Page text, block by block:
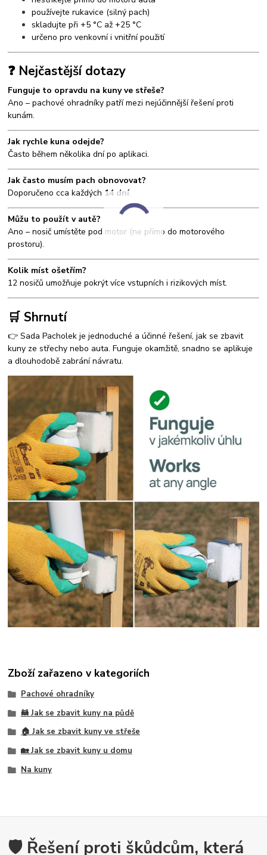
používejte rukavice (silný pach)
skladujte při +5 °C až +25 °C
určeno pro venkovní i vnitřní použití
❓ Nejčastější dotazy
Funguje to opravdu na kuny ve střeše?
Ano – pachové ohradníky patří mezi nejúčinnější řešení proti
kunám.
Jak rychle kuna odejde?
Často během několika dní po aplikaci.
Jak často musím pach obnovovat?
Doporučeno cca každých 14 dní.
Můžu to použít v autě?
Ano – nosič umístěte pod motor (ne přímo do motorového
prostoru).
Kolik míst ošetřím?
12 nosičů umožňuje pokrýt více vstupních i rizikových míst.
🛒 Shrnutí
👉 Sada Pacholek je jednoduché a účinné řešení, jak se zbavit
kuny ze střechy nebo auta. Funguje okamžitě, snadno se aplikuje
a dlouhodobě zabrání návratu.
Zboží zařazeno v kategoriích
Pachové ohradníky
🦝 Jak se zbavit kuny na půdě
🏠 Jak se zbavit kuny ve střeše
🏡 Jak se zbavit kuny u domu
Na kuny
🛡️ Řešení proti škůdcům, která